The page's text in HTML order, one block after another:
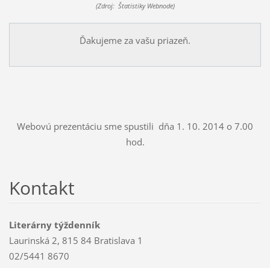
(Zdroj: Štatistiky Webnode)
Ďakujeme za vašu priazeň.
Webovú prezentáciu sme spustili dňa 1. 10. 2014 o 7.00
hod.
Kontakt
Literárny týždenník
Laurinská 2, 815 84 Bratislava 1
02/5441 8670